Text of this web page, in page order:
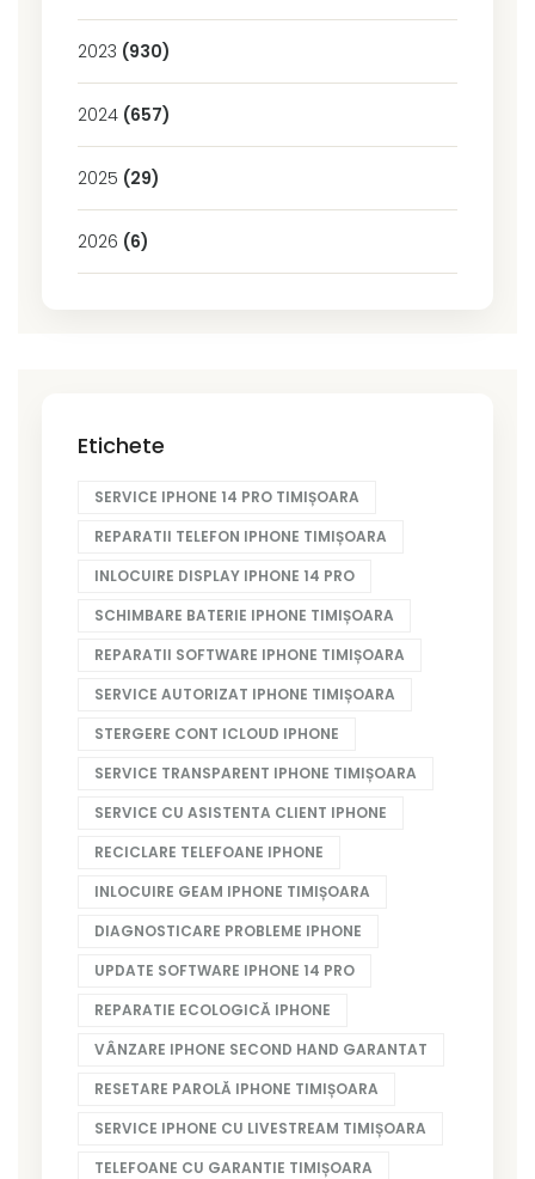
2023 (930)
2024 (657)
2025 (29)
2026 (6)
Etichete
SERVICE IPHONE 14 PRO TIMIȘOARA
REPARATII TELEFON IPHONE TIMIȘOARA
INLOCUIRE DISPLAY IPHONE 14 PRO
SCHIMBARE BATERIE IPHONE TIMIȘOARA
REPARATII SOFTWARE IPHONE TIMIȘOARA
SERVICE AUTORIZAT IPHONE TIMIȘOARA
STERGERE CONT ICLOUD IPHONE
SERVICE TRANSPARENT IPHONE TIMIȘOARA
SERVICE CU ASISTENTA CLIENT IPHONE
RECICLARE TELEFOANE IPHONE
INLOCUIRE GEAM IPHONE TIMIȘOARA
DIAGNOSTICARE PROBLEME IPHONE
UPDATE SOFTWARE IPHONE 14 PRO
REPARATIE ECOLOGICĂ IPHONE
VÂNZARE IPHONE SECOND HAND GARANTAT
RESETARE PAROLĂ IPHONE TIMIȘOARA
SERVICE IPHONE CU LIVESTREAM TIMIȘOARA
TELEFOANE CU GARANTIE TIMIȘOARA